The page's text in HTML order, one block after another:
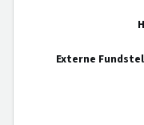
Externe